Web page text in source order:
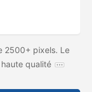
2500+ pixels. Le
qualité